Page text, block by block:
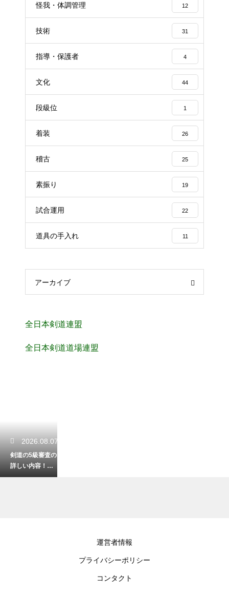
怪我・体調管理 12
技術 31
指導・保護者 4
文化 44
段級位 1
着装 26
稽古 25
素振り 19
試合運用 22
道具の手入れ 11
アーカイブ
全日本剣道連盟
全日本剣道道場連盟
2026.08.07
剣道の5級審査の
詳しい内容！初
心者が合格を目
運営者情報
プライバシーポリシー
コンタクト